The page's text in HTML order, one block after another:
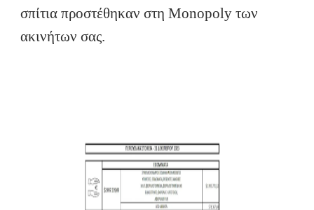
σπίτια προστέθηκαν στη Monopoly των
ακινήτων σας.